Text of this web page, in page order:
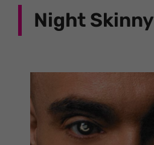
Night Skinny